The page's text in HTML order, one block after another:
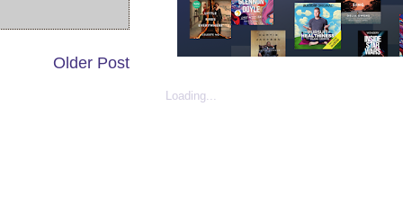
Older Post
Loading...